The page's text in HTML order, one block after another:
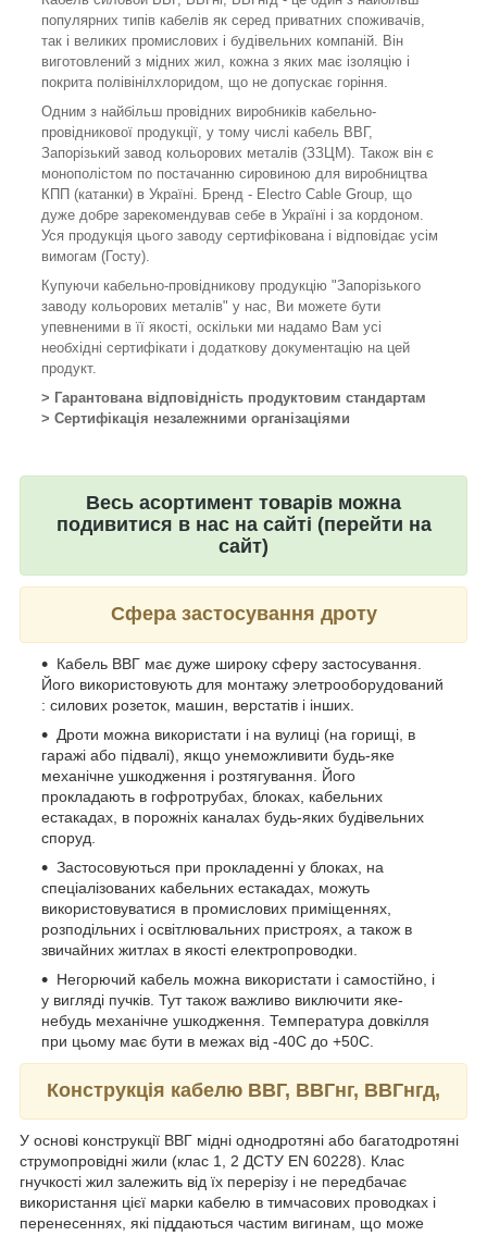
популярних типів кабелів як серед приватних споживачів,
так і великих промислових і будівельних компаній. Він
виготовлений з мідних жил, кожна з яких має ізоляцію і
покрита полівінілхлоридом, що не допускає горіння.
Одним з найбільш провідних виробників кабельно-
провідникової продукції, у тому числі кабель ВВГ,
Запорізький завод кольорових металів (ЗЗЦМ). Також він є
монополістом по постачанню сировиною для виробництва
КПП (катанки) в Україні. Бренд - Electro Cable Group, що
дуже добре зарекомендував себе в Україні і за кордоном.
Уся продукція цього заводу сертифікована і відповідає усім
вимогам (Госту).
Купуючи кабельно-провідникову продукцію "Запорізького
заводу кольорових металів" у нас, Ви можете бути
упевненими в її якості, оскільки ми надамо Вам усі
необхідні сертифікати і додаткову документацію на цей
продукт.
> Гарантована відповідність продуктовим стандартам
> Сертифікація незалежними організаціями
Весь асортимент товарів можна
подивитися в нас на сайті (перейти на
сайт)
Сфера застосування дроту
Кабель ВВГ має дуже широку сферу застосування.
Його використовують для монтажу элетрооборудований
: силових розеток, машин, верстатів і інших.
Дроти можна використати і на вулиці (на горищі, в
гаражі або підвалі), якщо унеможливити будь-яке
механічне ушкодження і розтягування. Його
прокладають в гофротрубах, блоках, кабельних
естакадах, в порожніх каналах будь-яких будівельних
споруд.
Застосовуються при прокладенні у блоках, на
спеціалізованих кабельних естакадах, можуть
використовуватися в промислових приміщеннях,
розподільних і освітлювальних пристроях, а також в
звичайних житлах в якості електропроводки.
Негорючий кабель можна використати і самостійно, і
у вигляді пучків. Тут також важливо виключити яке-
небудь механічне ушкодження. Температура довкілля
при цьому має бути в межах від -40С до +50С.
Конструкція кабелю ВВГ, ВВГнг, ВВГнгд,
У основі конструкції ВВГ мідні однодротяні або багатодротяні
струмопровідні жили (клас 1, 2 ДСТУ EN 60228). Клас
гнучкості жил залежить від їх перерізу і не передбачає
використання цієї марки кабелю в тимчасових проводках і
перенесеннях, які піддаються частим вигинам, що може